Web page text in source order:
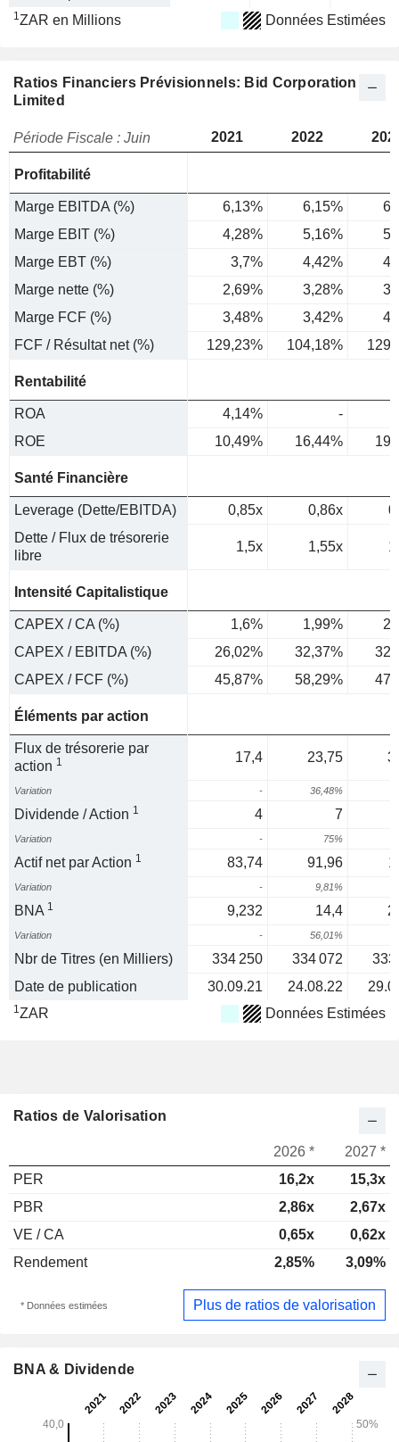
1ZAR en Millions Données Estimées
Ratios Financiers Prévisionnels: Bid Corporation
Limited
Période Fiscale : Juin 2021 2022
Profitabilité
Marge EBITDA (%) 6,13% 6,15%
Marge EBIT (%)
4,28% 5,16%
Marge EBT (%)
3,7% 4,42%
Marge nette (%)
2,69% 3,28%
Marge FCF (%)
3,48% 3,42%
FCF / Résultat net (%)
129,23% 104,18%
Rentabilité
ROA 4,14% -
ROE
10,49% 16,44%
Santé Financière
Leverage (Dette/EBITDA) 0,85x 0,86x
Dette / Flux de trésorerie
libre
1,5x 1,55x
Intensité Capitalistique
CAPEX / CA (%) 1,6% 1,99%
CAPEX / EBITDA (%)
26,02% 32,37%
CAPEX / FCF (%)
45,87% 58,29%
Éléments par action
Flux de trésorerie par
action 1 17,4 23,75
Variation - 36,48%
Dividende / Action 1 4 7
Variation - 75%
Actif net par Action 1 83,74 91,96
Variation - 9,81%
BNA 1 9,232 14,4
Variation - 56,01%
Nbr de Titres (en Milliers) 334 250 334 072
333
Date de publication
30.09.21 24.08.22
1ZAR Données Estimées
Ratios de Valorisation
2026 *
2027 *
PER
16,2x
15,3x
PBR
2,86x
2,67x
VE / CA
0,65x
0,62x
Rendement
2,85% 3,09%
* Données estimées Plus de ratios de valorisation
BNA & Dividende